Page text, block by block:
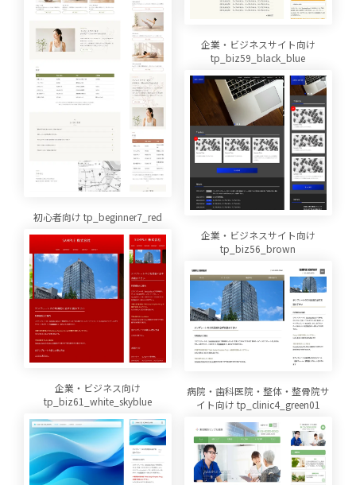
企業・ビジネスサイト向け
tp_biz59_black_blue
初心者向け tp_beginner7_red
企業・ビジネスサイト向け
tp_biz56_brown
企業・ビジネス向け
tp_biz61_white_skyblue
病院・歯科医院・整体・整骨院サ
イト向け tp_clinic4_green01